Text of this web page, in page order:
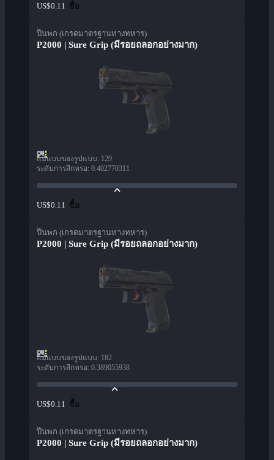
US$0.11 ซื้อ
ปืนพก (เกรดมาตรฐานทางทหาร)
P2000 | Sure Grip (มีรอยถลอกอย่างมาก)
แม่แบบของรูปแบบ: 129
ระดับการสึกหรอ: 0.402770311
US$0.11 ซื้อ
ปืนพก (เกรดมาตรฐานทางทหาร)
P2000 | Sure Grip (มีรอยถลอกอย่างมาก)
แม่แบบของรูปแบบ: 182
ระดับการสึกหรอ: 0.389055938
US$0.11 ซื้อ
ปืนพก (เกรดมาตรฐานทางทหาร)
P2000 | Sure Grip (มีรอยถลอกอย่างมาก)